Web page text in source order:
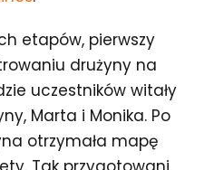
etapów, pierwszy
drużyny na
uczestników witały
Marta i Monika. Po
otrzymała mapę